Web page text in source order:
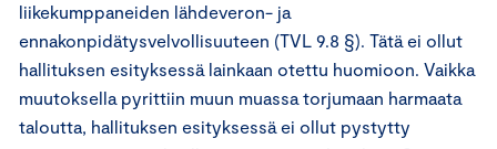
liikekumppaneiden lähdeveron- ja
ennakonpidätysvelvollisuuteen (TVL 9.8 §). Tätä ei ollut
hallituksen esityksessä lainkaan otettu huomioon. Vaikka
muutoksella pyrittiin muun muassa torjumaan harmaata
taloutta, hallituksen esityksessä ei ollut pystytty